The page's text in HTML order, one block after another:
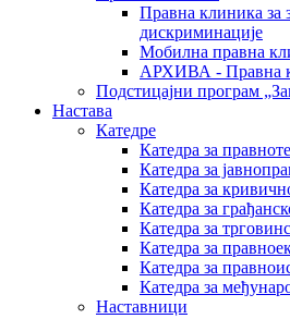
Правна клиника за
дискриминације
Мобилна правна
АРХИВА - Правна
Подстицајни програм
Настава
Катедре
Катедра за
Катедра за
Катедра за
Катедра за
Катедра за
Катедра за
Катедра за
Катедра за
Наставници